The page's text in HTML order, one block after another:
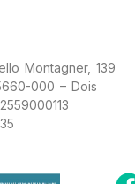
Montagner, 139
000 – Dois